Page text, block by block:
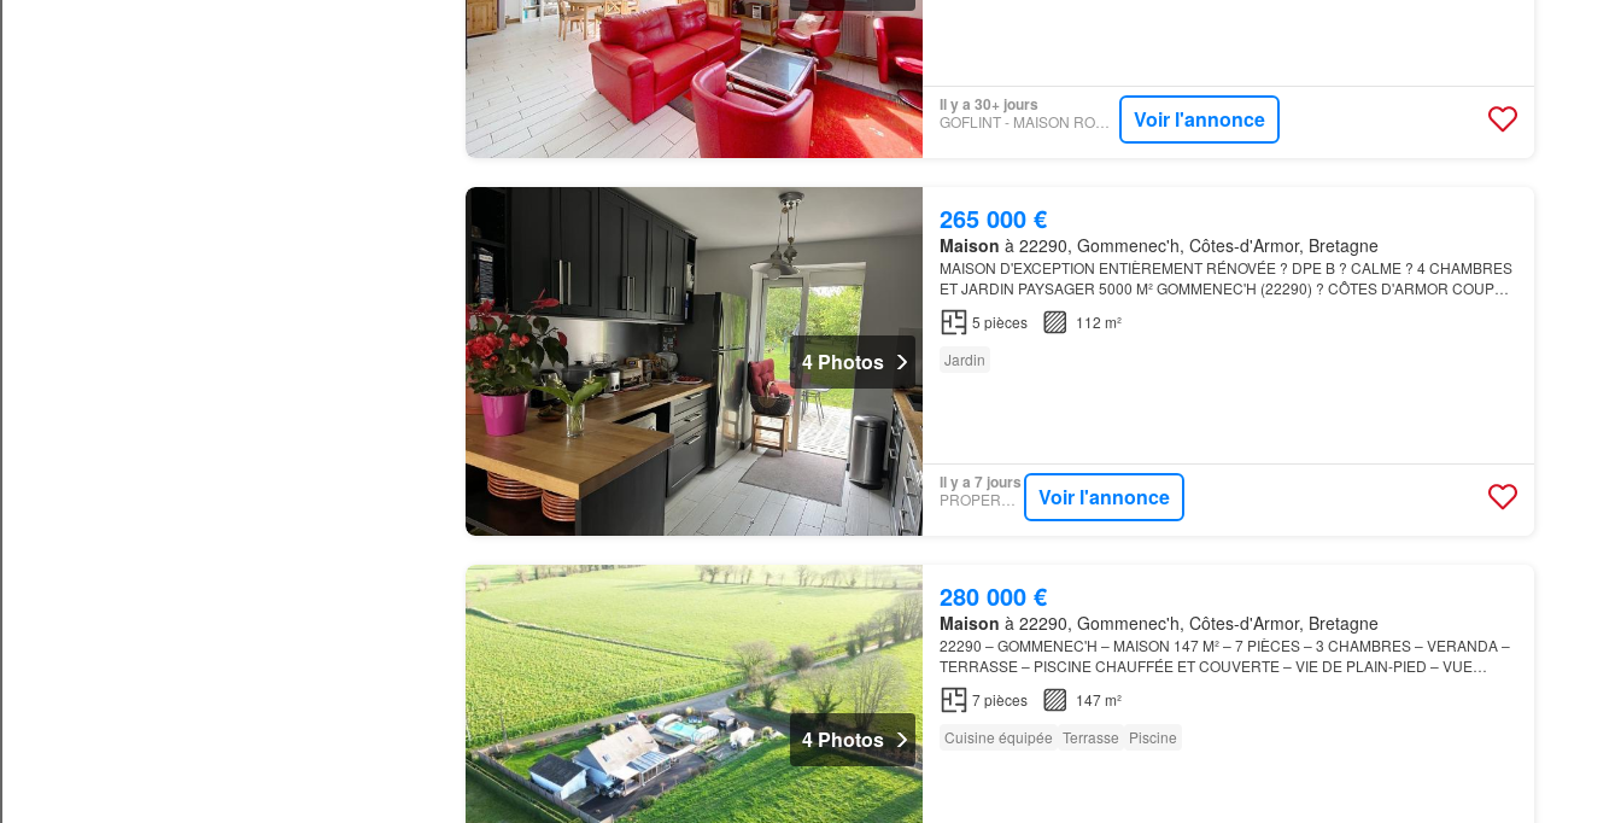
Il y a 30+ jours
GOFLINT - MAISON ROUGE - PAIMPOL Voir l'annonce
4 Photos
265 000 €
Maison à 22290, Gommenec'h, Côtes-d'Armor, Bretagne
MAISON D'EXCEPTION ENTIÈREMENT RÉNOVÉE ? DPE B ? CALME ? 4 CHAMBRES
ET JARDIN PAYSAGER 5000 M² GOMMENEC'H (22290) ? CÔTES D'ARMOR COUP
DE COEUR ASSURÉ ! Située dans un lieu-dit calme, cette maison offre une atmosphère
spacieu…
5 pièces
112 m²
Jardin
Il y a 7 jours
Voir l'annonce
4 Photos
280 000 €
Maison à 22290, Gommenec'h, Côtes-d'Armor, Bretagne
22290 – GOMMENEC'H – MAISON 147 M² – 7 PIÈCES – 3 CHAMBRES – VERANDA –
TERRASSE – PISCINE CHAUFFÉE ET COUVERTE – VIE DE PLAIN-PIED – VUE
DÉGAGÉE – HAVRE DE PAIX TRÈS BON ÉTAT GÉNÉRAL À l'abri des regards, dans un
environnemen…
7pièces
147 m²
Cuisine équipée Terrasse Piscine